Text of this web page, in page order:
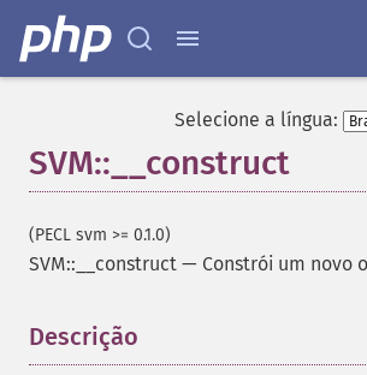
Selecione a língua:
SVM::__construct
(PECL svm >= 0.1.0)
SVM::__construct — Constrói um novo
Descrição